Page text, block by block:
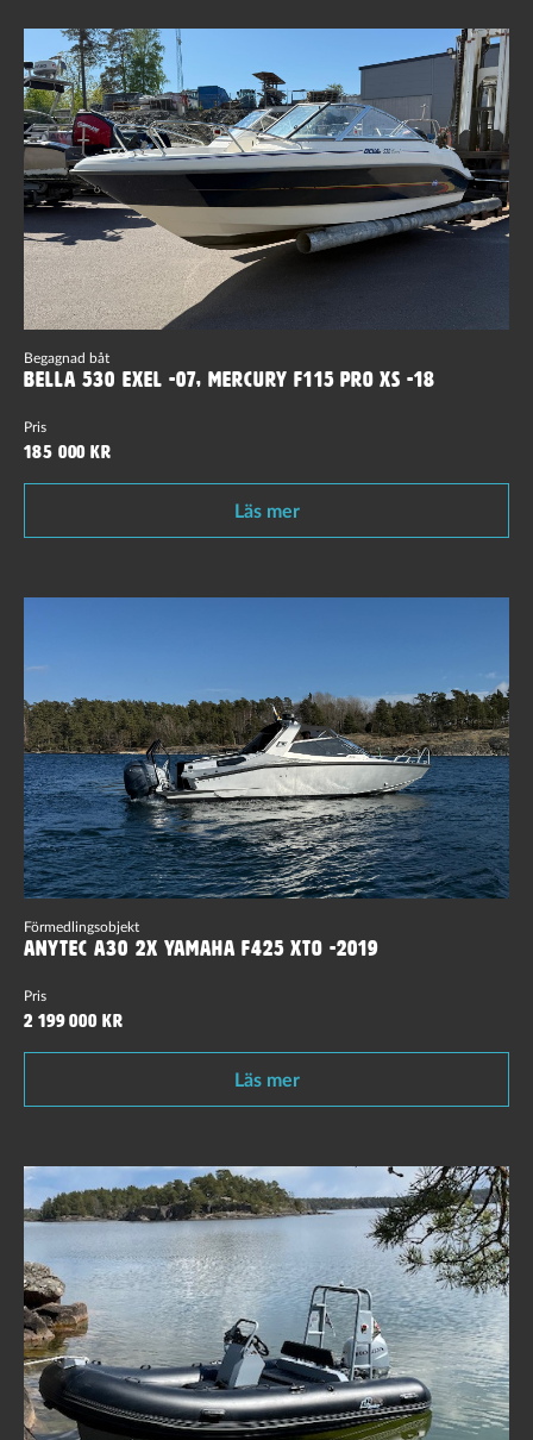
Begagnad båt
Bella 530 Exel -07, Mercury F115 Pro XS -18
Pris
185 000 kr
Läs mer
Förmedlingsobjekt
Anytec A30 2x Yamaha F425 XTO -2019
Pris
2 199 000 kr
Läs mer